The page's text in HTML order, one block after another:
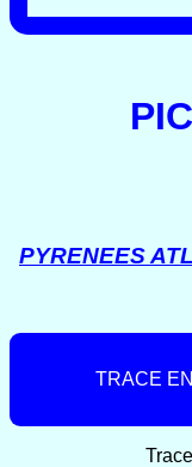
PYRENEES
TRACE EN